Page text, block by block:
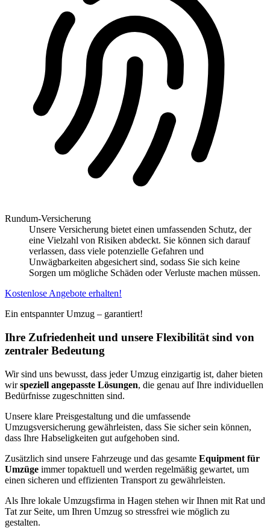
Rundum-Versicherung
Unsere Versicherung bietet einen umfassenden Schutz, der
eine Vielzahl von Risiken abdeckt. Sie können sich darauf
verlassen, dass viele potenzielle Gefahren und
Unwägbarkeiten abgesichert sind, sodass Sie sich keine
Sorgen um mögliche Schäden oder Verluste machen müssen.
Kostenlose Angebote erhalten!
Ein entspannter Umzug – garantiert!
Ihre Zufriedenheit und unsere Flexibilität sind von
zentraler Bedeutung
Wir sind uns bewusst, dass jeder Umzug einzigartig ist, daher bieten
wirspeziell angepasste Lösungen, die genau auf Ihre individuellen
Bedürfnisse zugeschnitten sind.
Unsere klare Preisgestaltung und die umfassende
Umzugsversicherung gewährleisten, dass Sie sicher sein können,
dass Ihre Habseligkeiten gut aufgehoben sind.
Zusätzlich sind unsere Fahrzeuge und das gesamte Equipment für
Umzüge immer topaktuell und werden regelmäßig gewartet, um
einen sicheren und effizienten Transport zu gewährleisten.
Als Ihre lokale Umzugsfirma in Hagen stehen wir Ihnen mit Rat und
Tat zur Seite, um Ihren Umzug so stressfrei wie möglich zu
gestalten.